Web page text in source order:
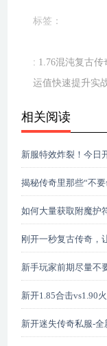
标签：
: 1.76混沌复古传
运值快速提升实
相关阅读
新服特效炸裂！今日
揭秘传奇里那些“不
如何大量获取附魔护
刚开一秒复古传奇，
新手玩家前期尽量不
新开1.85合击vs1.90
新开迷失传奇私服-